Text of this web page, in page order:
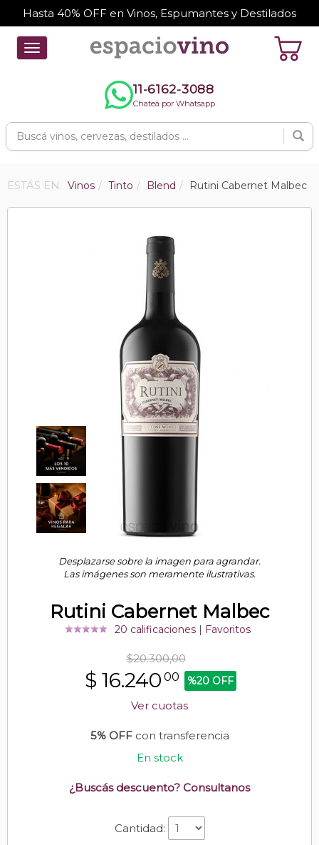
Hasta 40% OFF en Vinos, Espumantes y Destilados
Toggle
navigation
11-6162-3088
Chateá por Whatsapp
ESTÁS EN: Vinos Tinto Blend Rutini Cabernet Malbec
Desplazarse sobre la imagen para agrandar.
Las imágenes son meramente ilustrativas.
Rutini Cabernet Malbec
20 calificaciones| Favoritos
$20.300,00
$ 16.240 00 %20 OFF
Ver cuotas
5% OFFcon transferencia
En stock
¿Buscás descuento? Consultanos
Cantidad: